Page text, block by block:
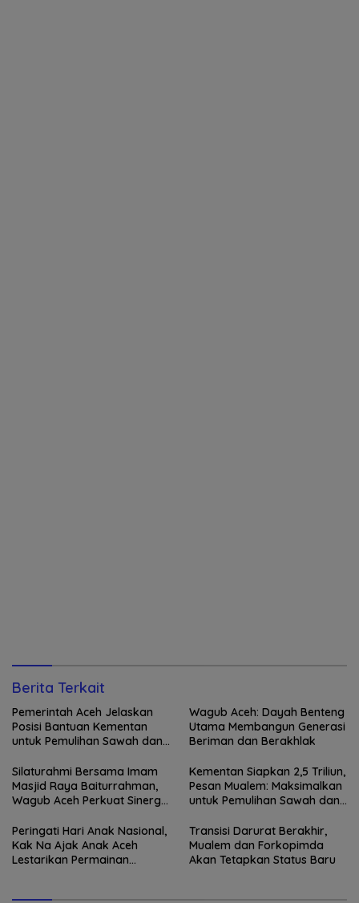
Berita Terkait
Pemerintah Aceh Jelaskan
Posisi Bantuan Kementan
untuk Pemulihan Sawah dan
Wagub Aceh: Dayah Benteng
Utama Membangun Generasi
Beriman dan Berakhlak
Silaturahmi Bersama Imam
Masjid Raya Baiturrahman,
Wagub Aceh Perkuat Sinergi
Kementan Siapkan 2,5 Triliun,
Pesan Mualem: Maksimalkan
untuk Pemulihan Sawah dan
Peringati Hari Anak Nasional,
Kak Na Ajak Anak Aceh
Lestarikan Permainan
Transisi Darurat Berakhir,
Mualem dan Forkopimda
Akan Tetapkan Status Baru